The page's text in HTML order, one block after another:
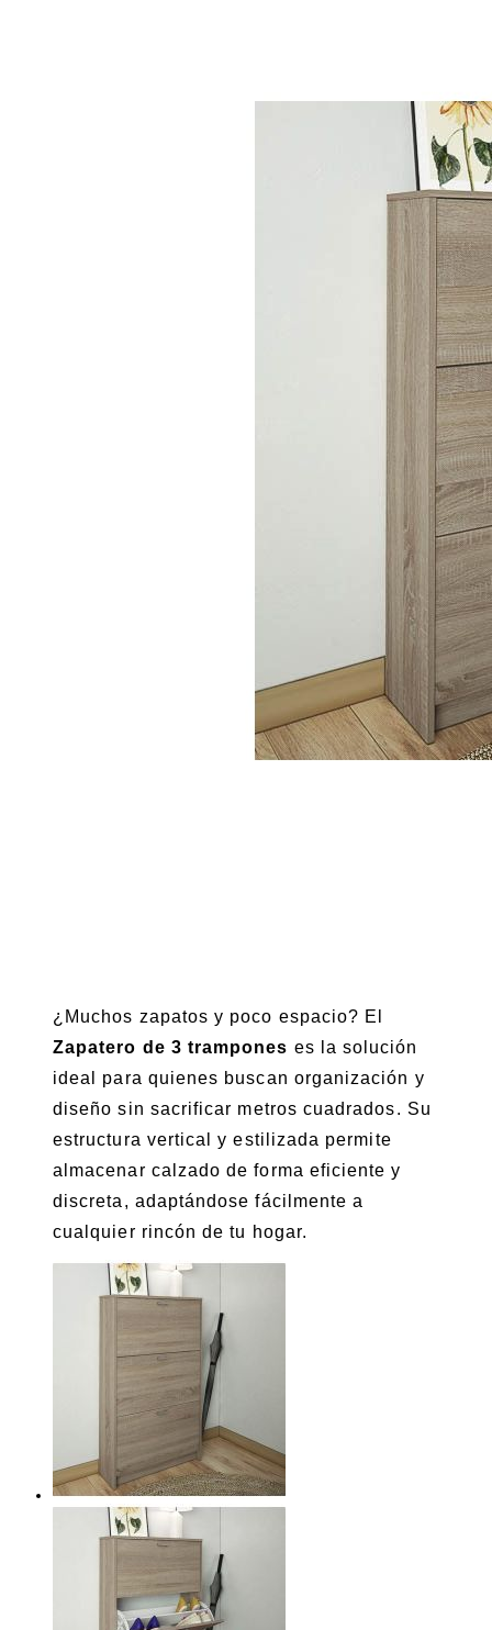
¿Muchos zapatos y poco espacio? El
Zapatero de 3 trampones es la solución
ideal para quienes buscan organización y
diseño sin sacrificar metros cuadrados. Su
estructura vertical y estilizada permite
almacenar calzado de forma eficiente y
discreta, adaptándose fácilmente a
cualquier rincón de tu hogar.